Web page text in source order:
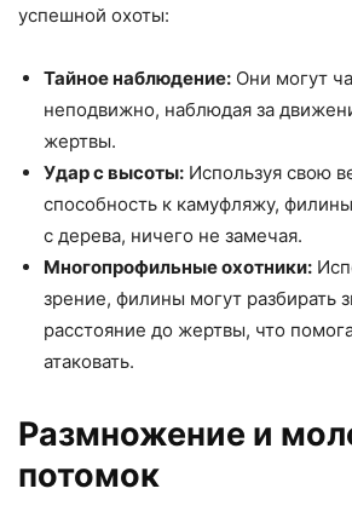
успешной охоты:
Тайное наблюдение: Они могут
неподвижно, наблюдая за
жертвы.
Удар с высоты: Используя свою
способность к камуфляжу,
с дерева, ничего не замечая.
Многопрофильные охотники:
зрение, филины могут разбирать
расстояние до жертвы, что
атаковать.
Размножение и
потомок